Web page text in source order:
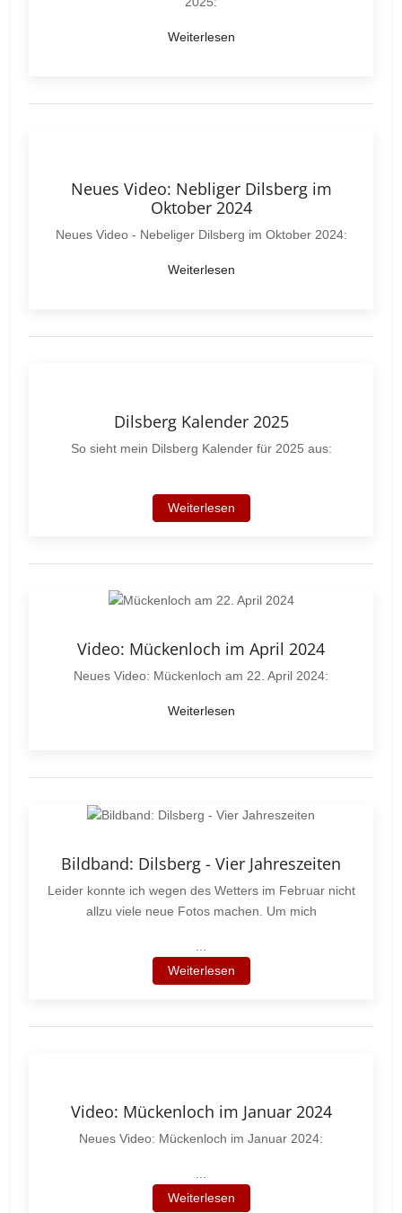
Weiterlesen
Neues Video: Nebliger Dilsberg im
Oktober 2024
Neues Video - Nebeliger Dilsberg im Oktober 2024:
Weiterlesen
Dilsberg Kalender 2025
So sieht mein Dilsberg Kalender für 2025 aus:
Weiterlesen
Video: Mückenloch im April 2024
Neues Video: Mückenloch am 22. April 2024:
Weiterlesen
Bildband: Dilsberg - Vier Jahreszeiten
Leider konnte ich wegen des Wetters im Februar nicht
allzu viele neue Fotos machen. Um mich
Weiterlesen
Video: Mückenloch im Januar 2024
Neues Video: Mückenloch im Januar 2024:
Weiterlesen